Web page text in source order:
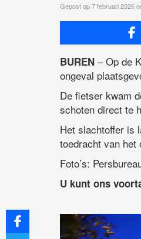
Gepost op 7 februari 2026
BUREN – Op de
ongeval
De fietser kwam
schoten direct te
Het slachtoffer is
toedracht van het
Foto’s:
U kunt ons